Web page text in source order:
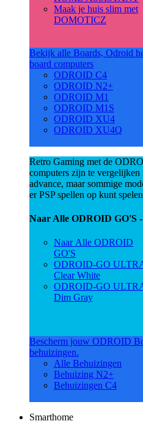
Maak je huis slim met
DOMOTICZ
Bekijk alle Boards, Odroid
board computers
ODROID C4
ODROID N2+
ODROID M1
ODROID M1S
ODROID XU4
ODROID XU4Q
Retro Gaming met de
computers zijn te
advance, maar sommige
er PSP spellen op kunt
Naar Alle ODROID GO'S
Naar Alle ODROID
GO'S
ODROID-GO
Clear White
ODROID-GO
Dim Gray
Bescherm jouw ODROID
behuizingen.
Alle Behuizingen
Behuizing N2+
Behuizingen C4
Smarthome